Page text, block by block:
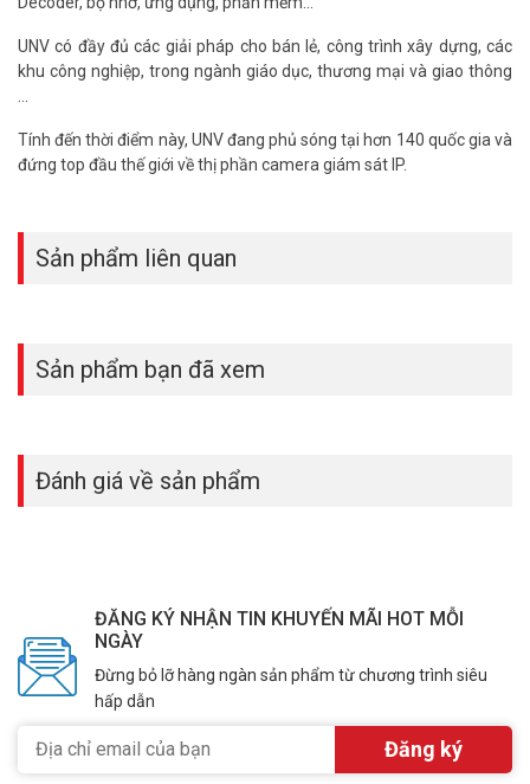
UNV có đầy đủ các giải pháp cho bán lẻ, công trình xây dựng, các
khu công nghiệp, trong ngành giáo dục, thương mại và giao thông
Tính đến thời điểm này, UNV đang phủ sóng tại hơn 140 quốc gia và
đứng top đầu thế giới về thị phần camera giám sát IP.
Sản phẩm liên quan
Sản phẩm bạn đã xem
Đánh giá về sản phẩm
ĐĂNG KÝ NHẬN TIN KHUYẾN MÃI HOT MỖI
NGÀY
Đừng bỏ lỡ hàng ngàn sản phẩm từ chương trình siêu
hấp dẫn